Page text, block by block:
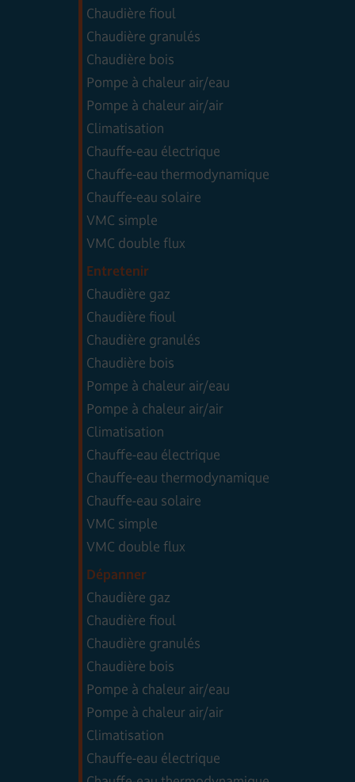
Chaudière fioul
Chaudière granulés
Chaudière bois
Pompe à chaleur air/eau
Pompe à chaleur air/air
Climatisation
Chauffe-eau électrique
Chauffe-eau thermodynamique
Chauffe-eau solaire
VMC simple
VMC double flux
Entretenir
Chaudière gaz
Chaudière fioul
Chaudière granulés
Chaudière bois
Pompe à chaleur air/eau
Pompe à chaleur air/air
Climatisation
Chauffe-eau électrique
Chauffe-eau thermodynamique
Chauffe-eau solaire
VMC simple
VMC double flux
Dépanner
Chaudière gaz
Chaudière fioul
Chaudière granulés
Chaudière bois
Pompe à chaleur air/eau
Pompe à chaleur air/air
Climatisation
Chauffe-eau électrique